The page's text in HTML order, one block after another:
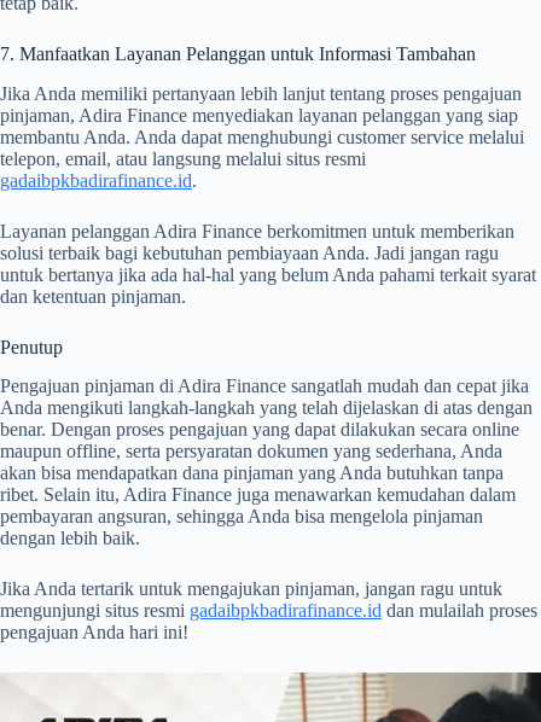
7. Manfaatkan Layanan Pelanggan untuk Informasi Tambahan
Jika Anda memiliki pertanyaan lebih lanjut tentang proses pengajuan
pinjaman, Adira Finance menyediakan layanan pelanggan yang siap
membantu Anda. Anda dapat menghubungi customer service melalui
telepon, email, atau langsung melalui situs resmi
gadaibpkbadirafinance.id.
Layanan pelanggan Adira Finance berkomitmen untuk memberikan
solusi terbaik bagi kebutuhan pembiayaan Anda. Jadi jangan ragu
untuk bertanya jika ada hal-hal yang belum Anda pahami terkait syarat
dan ketentuan pinjaman.
Penutup
Pengajuan pinjaman di Adira Finance sangatlah mudah dan cepat jika
Anda mengikuti langkah-langkah yang telah dijelaskan di atas dengan
benar. Dengan proses pengajuan yang dapat dilakukan secara online
maupun offline, serta persyaratan dokumen yang sederhana, Anda
akan bisa mendapatkan dana pinjaman yang Anda butuhkan tanpa
ribet. Selain itu, Adira Finance juga menawarkan kemudahan dalam
pembayaran angsuran, sehingga Anda bisa mengelola pinjaman
dengan lebih baik.
Jika Anda tertarik untuk mengajukan pinjaman, jangan ragu untuk
mengunjungi situs resmi gadaibpkbadirafinance.id dan mulailah proses
pengajuan Anda hari ini!